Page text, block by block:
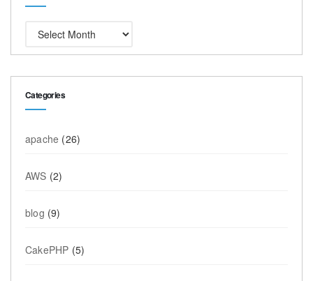
Categories
apache (26)
AWS (2)
blog (9)
CakePHP (5)